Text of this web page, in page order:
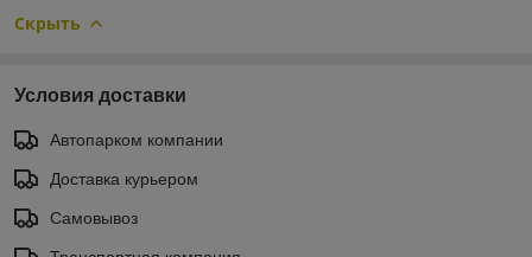
Скрыть
Условия доставки
Автопарком компании
Доставка курьером
Самовывоз